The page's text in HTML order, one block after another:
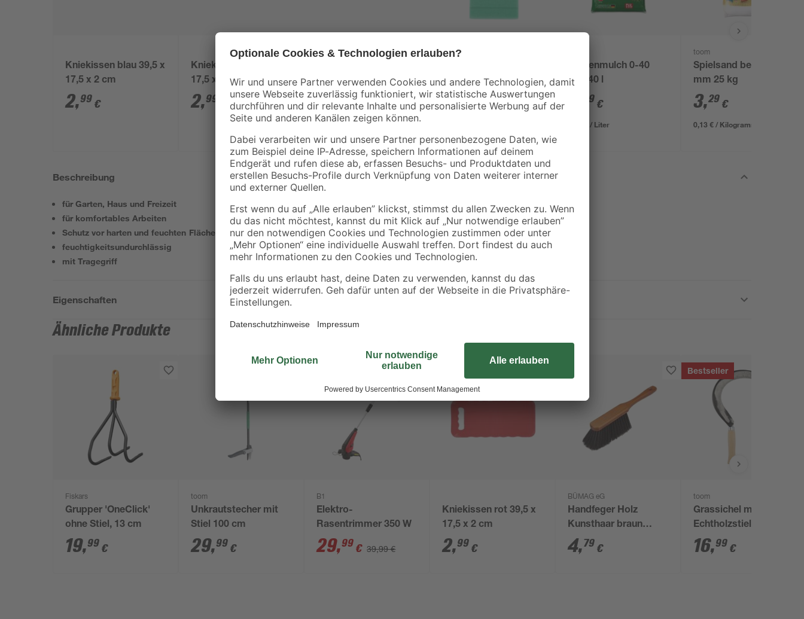
Kniekissen blau 39,5 x
17,5 x 2 cm
2,99 €
Kniekissen rot 39,5 x
17,5 x 2 cm
2,99
x 17,5 x 2 cm
2,99€
toom
40 x 20 cm
4,49€
Rindenmulch 0-40
mm 40 l
99 €
0,10 € / Liter
toom
Spielsand beige 0-2
mm 25 kg
3,29 €
0,13 € / Kilogramm
Beschreibung
für Garten, Haus und Freizeit
für komfortables Arbeiten
Schutz vor harten und feuchten Flächen
feuchtigkeitsundurchlässig
mit Tragegriff
Eigenschaften
Ähnliche Produkte
Fiskars
Grupper 'OneClick'
ohne Stiel, 13 cm
19,99 €
toom
Unkrautstecher mit
Stiel 100 cm
29,99 €
B1
Elektro-
Rasentrimmer 350 W
29,99 € 39,99 €
Kniekissen rot 39,5 x
17,5 x 2 cm
2,99 €
BÜMAG eG
Handfeger Holz
Kunsthaar braun
schwarz
4,79 €
Bestseller
toom
Grassichel mit
Echtholzstiel
16,99 €